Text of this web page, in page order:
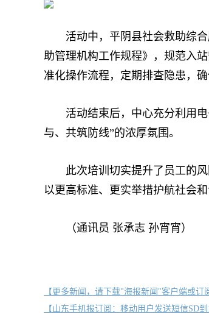
活动中，平阴县社会救助综合
助管理机构工作规程》，规范入
准化操作流程，定期排查隐患，
活动结束后，中心充分利用电
与、共筑防线”的浓厚氛围。
此次培训切实提升了员工的风
以更高标准、更实举措护航社会
（通讯员 张承志 孙宵宵）
【更多新闻，请下载"海报新闻"客户端或订
【山东手机报订阅：移动用户发送短信SD到